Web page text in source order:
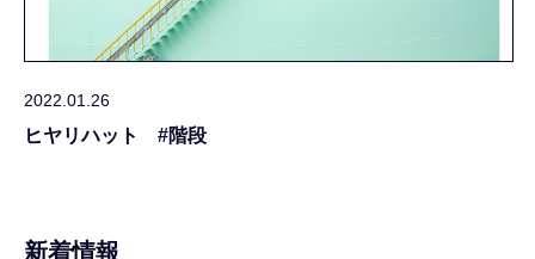
2022.01.26
ヒヤリハット #階段
新着情報